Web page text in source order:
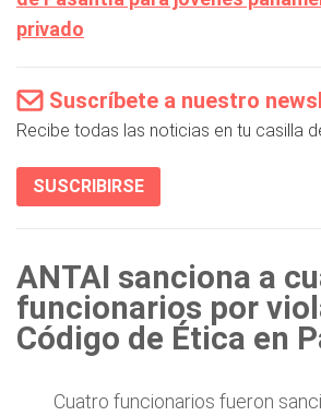
privado
Suscríbete a nuestro
Recibe todas las noticias en tu casilla
SUSCRIBIRSE
ANTAI sanciona a
funcionarios por
Código de Ética en
Cuatro funcionarios fueron